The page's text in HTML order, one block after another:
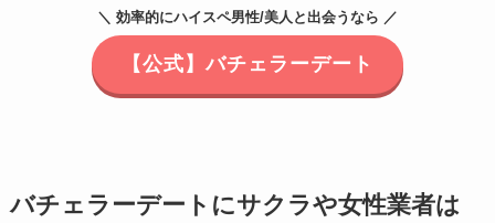
＼ 効率的にハイスペ男性/美人と出会うなら ／
【公式】バチェラーデート
バチェラーデートにサクラや女性業者は